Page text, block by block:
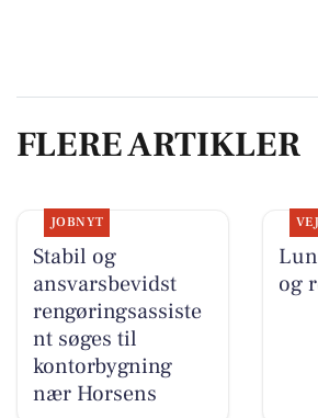
FLERE ARTIKLER
JOBNYT
Stabil og
ansvarsbevidst
rengøringsassiste
nt søges til
kontorbygning
nær Horsens
og